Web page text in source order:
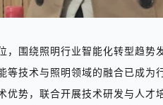
，围绕照明行业智能化转型趋势
技术与照明领域的融合已成为
优势，联合开展技术研发与人才